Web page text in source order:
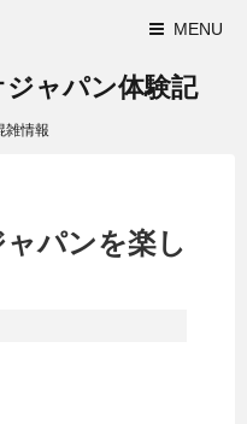
MENU
ャパン体験記
雑情報
パンを楽し